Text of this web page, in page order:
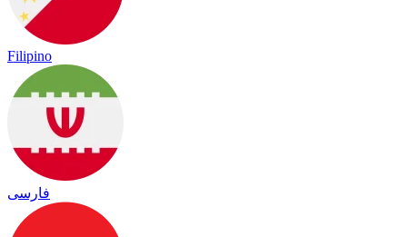
Filipino
فارسی